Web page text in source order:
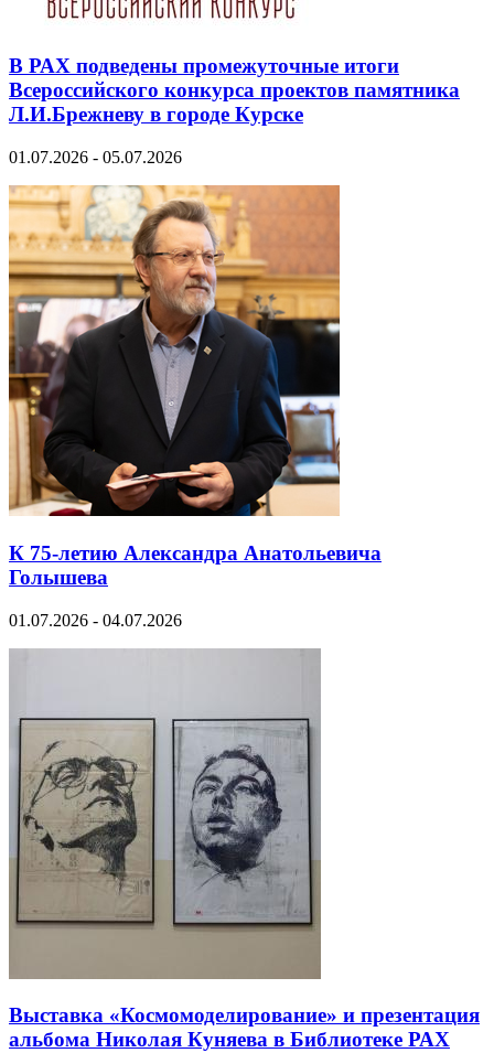
В РАХ подведены промежуточные итоги
Всероссийского конкурса проектов памятника
Л.И.Брежневу в городе Курске
01.07.2026 - 05.07.2026
К 75-летию Александра Анатольевича
Голышева
01.07.2026 - 04.07.2026
Выставка «Космомоделирование» и презентация
альбома Николая Куняева в Библиотеке РАХ